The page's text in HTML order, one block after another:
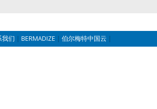
我们 BERMADIZE 伯尔梅特中国云